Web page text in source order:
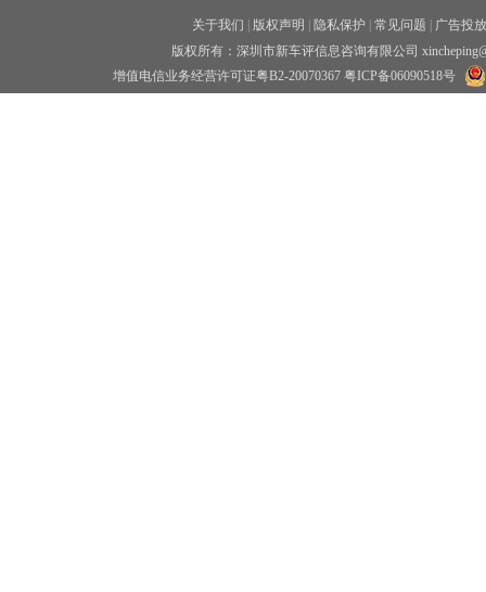
关于我们 版权声明 隐私保护 常见问题
广告投放
版权所有：深圳市新车评信息咨询有限公司
增值电信业务经营许可证粤B2-20070367 粤ICP备06090518号